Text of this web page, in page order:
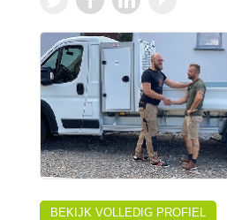
BEKIJK VOLLEDIG PROFIEL